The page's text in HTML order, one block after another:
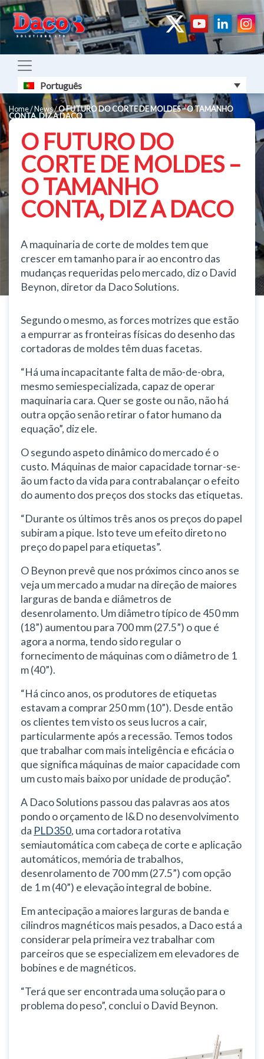
Português
Home/News/O FUTURO DO CORTE DE MOLDES – O TAMANHO
CONTA, DIZ A DACO
O FUTURO DO
CORTE DE MOLDES –
O TAMANHO
CONTA, DIZ A DACO
A maquinaria de corte de moldes tem que
crescer em tamanho para ir ao encontro das
mudanças requeridas pelo mercado, diz o David
Beynon, diretor da Daco Solutions.
Segundo o mesmo, as forces motrizes que estão
a empurrar as fronteiras físicas do desenho das
cortadoras de moldes têm duas facetas.
“Há uma incapacitante falta de mão-de-obra,
mesmo semiespecializada, capaz de operar
maquinaria cara. Quer se goste ou não, não há
outra opção senão retirar o fator humano da
equação”, diz ele.
O segundo aspeto dinâmico do mercado é o
custo. Máquinas de maior capacidade tornar-se-
ão um facto da vida para contrabalançar o efeito
do aumento dos preços dos stocks das etiquetas.
“Durante os últimos três anos os preços do papel
subiram a pique. Isto teve um efeito direto no
preço do papel para etiquetas”.
O Beynon prevê que nos próximos cinco anos se
veja um mercado a mudar na direção de maiores
larguras de banda e diâmetros de
desenrolamento. Um diâmetro típico de 450 mm
(18”) aumentou para 700 mm (27.5”) o que é
agora a norma, tendo sido regular o
fornecimento de máquinas com o diâmetro de 1
m (40”).
“Há cinco anos, os produtores de etiquetas
estavam a comprar 250 mm (10”). Desde então
os clientes tem visto os seus lucros a cair,
particularmente após a recessão. Temos todos
que trabalhar com mais inteligência e eficácia o
que significa máquinas de maior capacidade com
um custo mais baixo por unidade de produção”.
A Daco Solutions passou das palavras aos atos
pondo o orçamento de I&D no desenvolvimento
da PLD350, uma cortadora rotativa
semiautomática com cabeça de corte e aplicação
automáticos, memória de trabalhos,
desenrolamento de 700 mm (27.5”) com opção
de 1 m (40”) e elevação integral de bobine.
Em antecipação a maiores larguras de banda e
cilindros magnéticos mais pesados, a Daco está a
considerar pela primeira vez trabalhar com
parceiros que se especializem em elevadores de
bobines e de magnéticos.
“Terá que ser encontrada uma solução para o
problema do peso”, conclui o David Beynon.